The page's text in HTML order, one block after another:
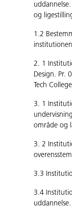
og
1.2
2. 1
Design. Pr.
Tech
3. 1
område og
3. 2
3.3
3.4
uddannelse.